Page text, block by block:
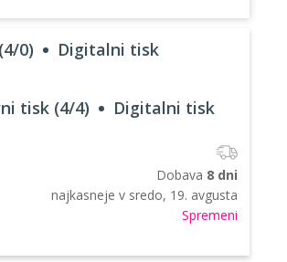
0) Digitalni tisk
tisk (4/4) Digitalni tisk
Dobava 8 dni
najkasneje v sredo, 19. avgusta
Spremeni